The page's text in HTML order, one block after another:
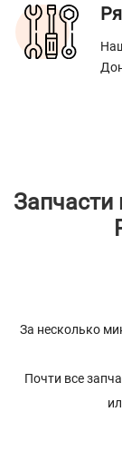
Запчасти
За несколько
Почти все